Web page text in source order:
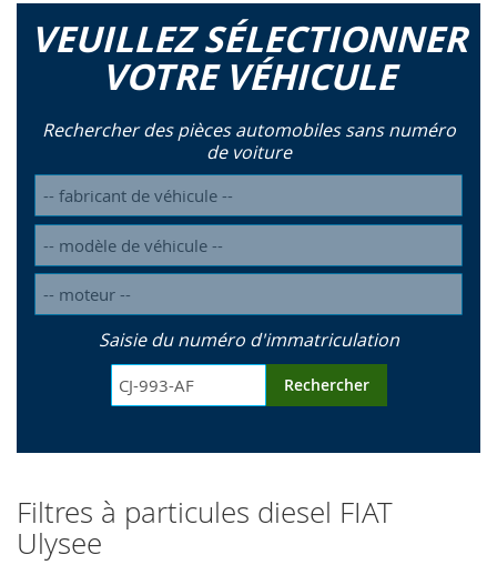
VEUILLEZ SÉLECTIONNER
VOTRE VÉHICULE
Rechercher des pièces automobiles sans numéro
de voiture
Saisie du numéro d'immatriculation
Rechercher
Filtres à particules diesel FIAT
Ulysee